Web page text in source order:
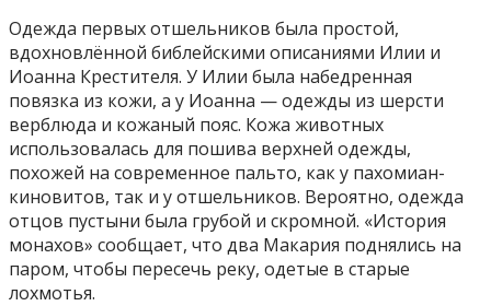
Одежда первых отшельников была простой,
вдохновлённой библейскими описаниями Илии и
Иоанна Крестителя. У Илии была набедренная
повязка из кожи, а у Иоанна — одежды из шерсти
верблюда и кожаный пояс. Кожа животных
использовалась для пошива верхней одежды,
похожей на современное пальто, как у пахомиан-
киновитов, так и у отшельников. Вероятно, одежда
отцов пустыни была грубой и скромной. «История
монахов» сообщает, что два Макария поднялись на
паром, чтобы пересечь реку, одетые в старые
лохмотья.